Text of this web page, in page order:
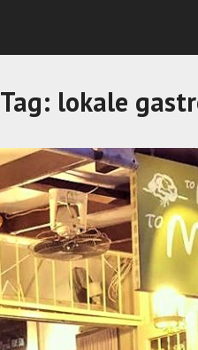
Tag: lokale